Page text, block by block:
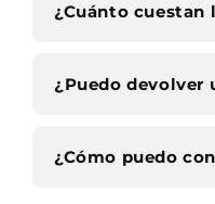
¿Cuánto cuestan
¿Puedo devolver
¿Cómo puedo